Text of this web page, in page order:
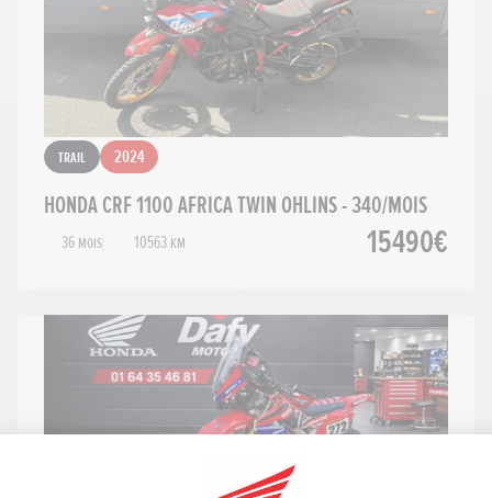
Trail 2024
HONDA CRF 1100 AFRICA TWIN OHLINS - 340/MOIS
36 mois 10563 km 15490€